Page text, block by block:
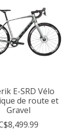
E-SRD Vélo
de route et
Gravel